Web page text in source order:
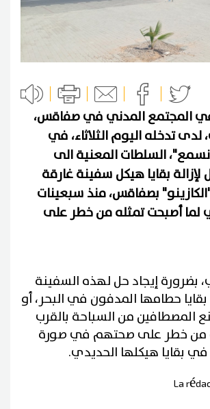
المجتمع المدني في صفاقس،
لدى تدخله اليوم الثلاثاء، في
السلطات المعنية الى
لإزالة بقايا هيكل سفينة غارقة
بصفاقس، منذ سبعينات
لما أصبحت تمثله من خطر على
بضرورة إيجاد حل لهذه السفينة
بقايا حطامها المدفون في البحر، أو
المصطافين من السباحة بالقرب
من خطر على صحتهم في صورة
بقايا هيكلها الحديدي.
La